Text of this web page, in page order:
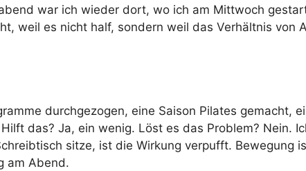
war ich wieder dort, wo ich am Mittwoch
weil es nicht half, sondern weil das Verhältnis von
durchgezogen, eine Saison Pilates gemacht,
das? Ja, ein wenig. Löst es das Problem? Nein.
sitze, ist die Wirkung verpufft. Bewegung
am Abend.